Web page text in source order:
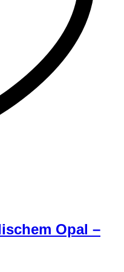
Opal –